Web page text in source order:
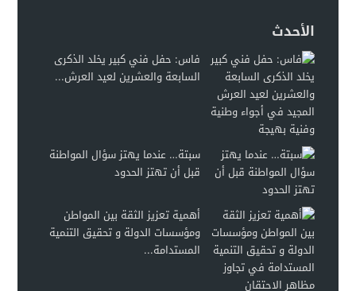
الأحدث
فاس: حفل فني كبير يخلد الذكرى
السابعة والعشرين لعيد العرش...
سبتة… عندما يهتز سؤال المواطنة
قبل أن تهتز الحدود
أهمية تعزيز الثقة بين المواطن
ومؤسسات الدولة و تحقيق التنمية
المستدامة...